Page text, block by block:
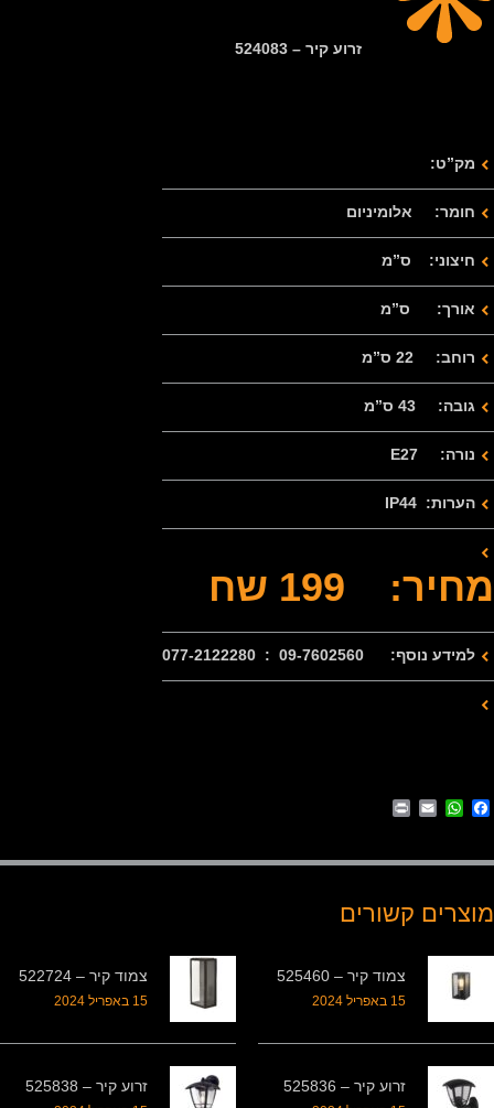
זרוע קיר – 524083
מק”ט:
חומר: אלומיניום
חיצוני: ס”מ
אורך: ס”מ
רוחב: 22 ס”מ
גובה: 43 ס”מ
נורה: E27
הערות: IP44
מחיר: 199 שח
למידע נוסף: 09-7602560 : 077-2122280
Facebook
WhatsApp
Email
מוצרים קשורים
צמוד קיר – 525460
15 באפריל 2024
צמוד קיר – 522724
15 באפריל 2024
זרוע קיר – 525836 זרוע קיר – 525838